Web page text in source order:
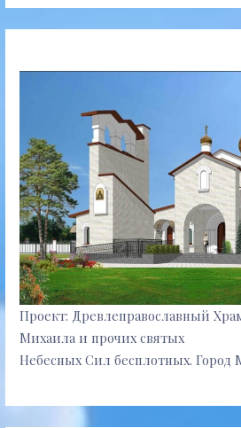
Проект: Древлеправославный
Михаила и прочих святых
Небесных Сил бесплотных. Город